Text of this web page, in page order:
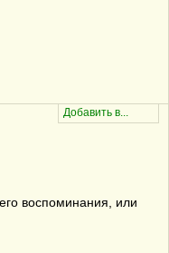
воспоминания, или